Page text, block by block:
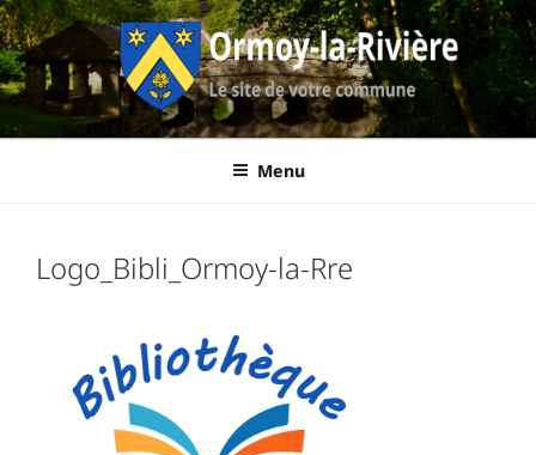
Aller
au
contenu
principal
Ormoy-La-
Le site de votre commune
Menu
Logo_Bibli_Ormoy-la-Rre